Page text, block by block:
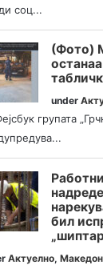
соц...
(Фото)
under
групата
бил
Актуелно,